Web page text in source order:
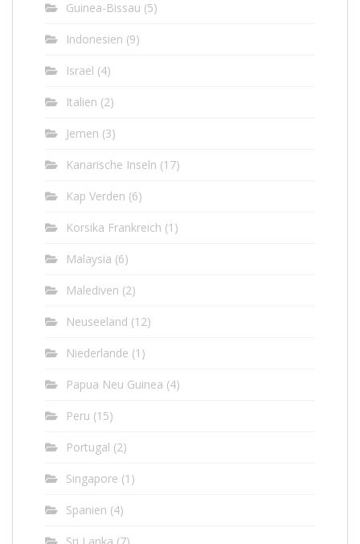
Guinea-Bissau (5)
Indonesien (9)
Israel (4)
Italien (2)
Jemen (3)
Kanarische Inseln (17)
Kap Verden (6)
Korsika Frankreich (1)
Malaysia (6)
Malediven (2)
Neuseeland (12)
Niederlande (1)
Papua Neu Guinea (4)
Peru (15)
Portugal (2)
Singapore (1)
Spanien (4)